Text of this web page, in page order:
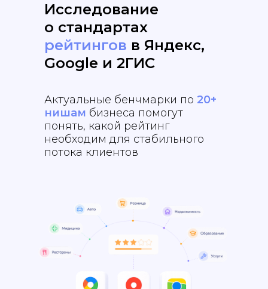
Исследование
о стандартах
рейтингов в Яндекс,
Google и 2ГИС
Актуальные бенчмарки по 20+
нишам бизнеса помогут
понять, какой рейтинг
необходим для стабильного
потока клиентов